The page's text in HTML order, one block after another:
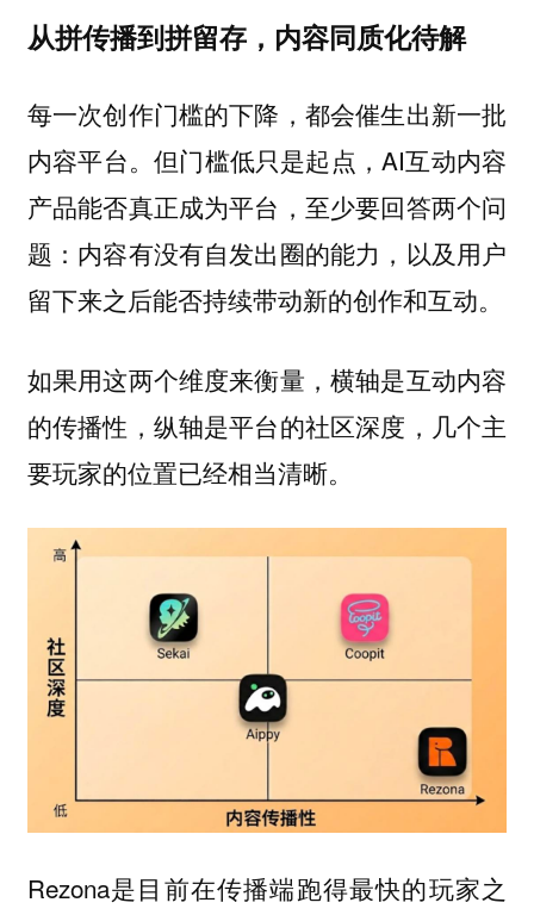
从拼传播到拼留存，内容同质化待解
每一次创作门槛的下降，都会催生出新一批
内容平台。但门槛低只是起点，AI互动内容
产品能否真正成为平台，至少要回答两个问
题：内容有没有自发出圈的能力，以及用户
留下来之后能否持续带动新的创作和互动。
如果用这两个维度来衡量，横轴是互动内容
的传播性，纵轴是平台的社区深度，几个主
要玩家的位置已经相当清晰。
Rezona是目前在传播端跑得最快的玩家之